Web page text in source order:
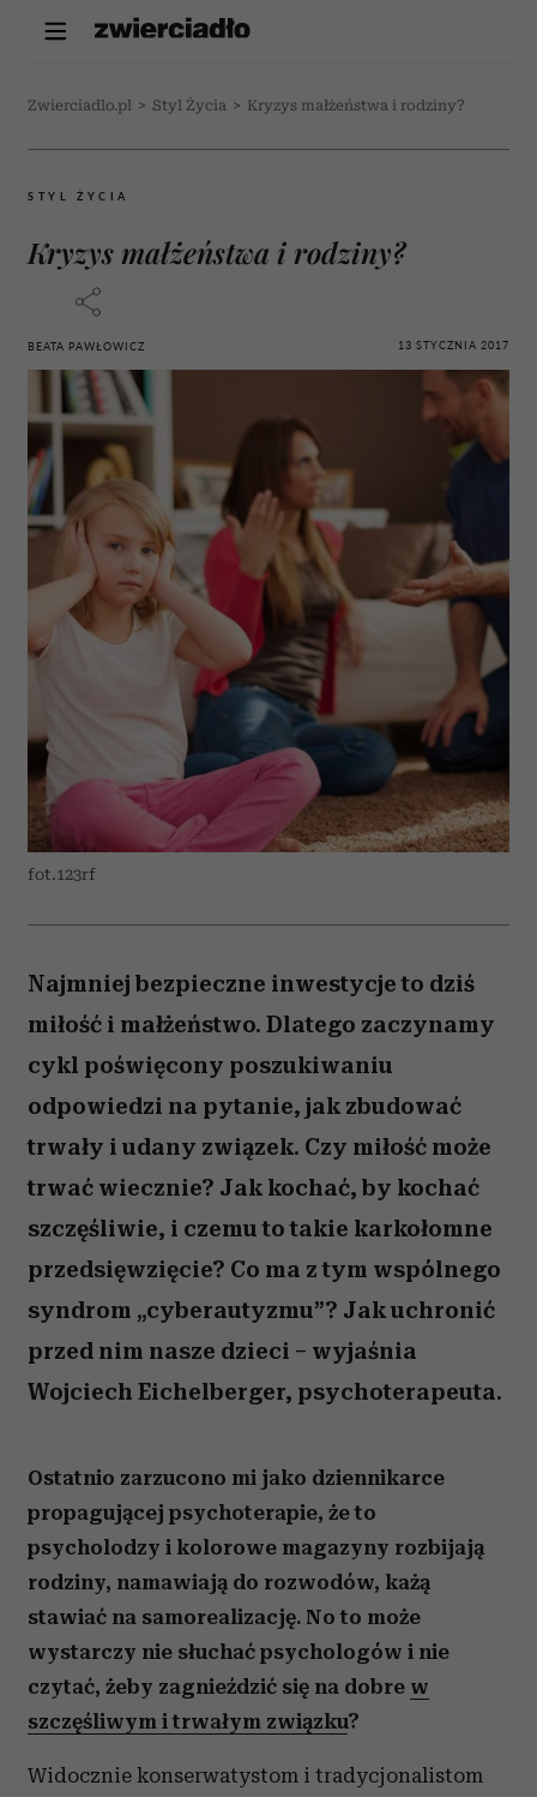
Zwierciadlo.pl > Styl Życia > Kryzys małżeństwa i rodziny?
STYL ŻYCIA
Kryzys małżeństwa i rodziny?
BEATA PAWŁOWICZ 13 STYCZNIA 2017
fot.123rf
Najmniej bezpieczne inwestycje to dziś
miłość i małżeństwo. Dlatego zaczynamy
cykl poświęcony poszukiwaniu
odpowiedzi na pytanie, jak zbudować
trwały i udany związek. Czy miłość może
trwać wiecznie? Jak kochać, by kochać
szczęśliwie, i czemu to takie karkołomne
przedsięwzięcie? Co ma z tym wspólnego
syndrom „cyberautyzmu”? Jak uchronić
przed nim nasze dzieci – wyjaśnia
Wojciech Eichelberger, psychoterapeuta.
Ostatnio zarzucono mi jako dziennikarce
propagującej psychoterapie, że to
psycholodzy i kolorowe magazyny rozbijają
rodziny, namawiają do rozwodów, każą
stawiać na samorealizację. No to może
wystarczy nie słuchać psychologów i nie
czytać, żeby zagnieździć się na dobre w
szczęśliwym i trwałym związku?
Widocznie konserwatystom i tradycjonalistom